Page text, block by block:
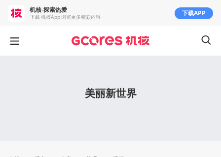
美丽新世界
机核-探索热爱
下载 机核App 浏览更多精彩内容 下载APP